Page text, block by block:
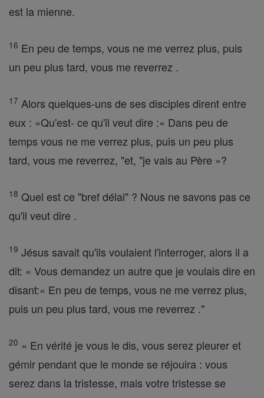
est la mienne.
16 En peu de temps, vous ne me verrez plus, puis
un peu plus tard, vous me reverrez .
17 Alors quelques-uns de ses disciples dirent entre
eux : «Qu'est- ce qu'il veut dire :« Dans peu de
temps vous ne me verrez plus, puis un peu plus
tard, vous me reverrez, "et, "je vais au Père »?
18 Quel est ce "bref délai" ? Nous ne savons pas ce
qu'il veut dire .
19 Jésus savait qu'ils voulaient l'interroger, alors il a
dit: « Vous demandez un autre que je voulais dire en
disant:« En peu de temps, vous ne me verrez plus,
puis un peu plus tard, vous me reverrez ."
20 « En vérité je vous le dis, vous serez pleurer et
gémir pendant que le monde se réjouira : vous
serez dans la tristesse, mais votre tristesse se